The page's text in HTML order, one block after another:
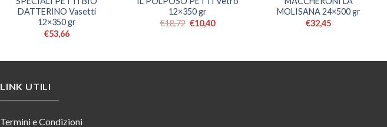
DATTERINO Vasetti
12×350 gr
€53,66
12×350 gr
€18,72 €10,40
MOLISANA 24×500 gr
€32,45
LINK UTILI
Termini e Condizioni